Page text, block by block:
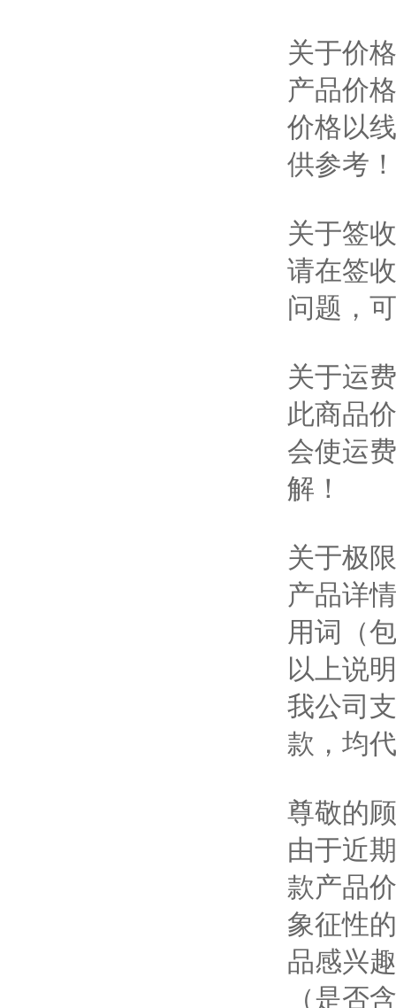
关于价
产品价
价格以
供参考！
关于签
请在签
问题，
关于运
此商品
会使运
解！
关于极
产品详
用词（
以上说
我公司
款，均
尊敬的
由于近
款产品
象征性
品感兴
（是否